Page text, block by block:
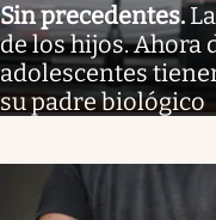
Sin precedentes.
de los hijos. Ahora
adolescentes
su padre biológico